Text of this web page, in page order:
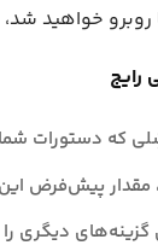
روبرو خواهید
رایج
که دستورات شما
گزینه‌های دیگری